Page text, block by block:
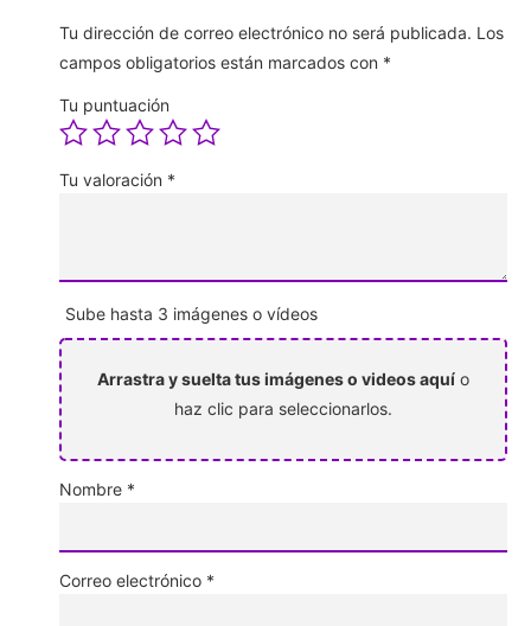
Tu dirección de correo electrónico no será publicada. Los
campos obligatorios están marcados con *
Tu puntuación
Tu valoración *
Sube hasta 3 imágenes o vídeos
Arrastra y suelta tus imágenes o videos aquí o
haz clic para seleccionarlos.
Nombre *
Correo electrónico *